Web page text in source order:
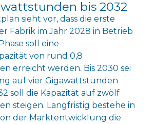
bis 2032
sieht vor, dass die erste
Fabrik im Jahr 2028 in Betrieb
soll eine
von rund 0,8
erreicht werden. Bis 2030 sei
auf vier Gigawattstunden
soll die Kapazität auf zwölf
steigen. Langfristig bestehe in
der Marktentwicklung die